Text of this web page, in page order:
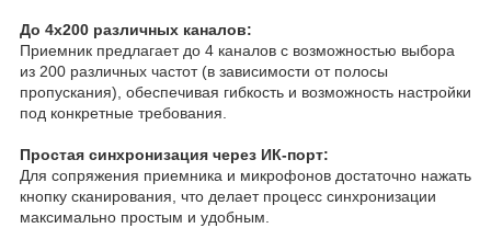
До 4x200 различных каналов:
Приемник предлагает до 4 каналов с возможностью выбора
из 200 различных частот (в зависимости от полосы
пропускания), обеспечивая гибкость и возможность настройки
под конкретные требования.
Простая синхронизация через ИК-порт:
Для сопряжения приемника и микрофонов достаточно нажать
кнопку сканирования, что делает процесс синхронизации
максимально простым и удобным.